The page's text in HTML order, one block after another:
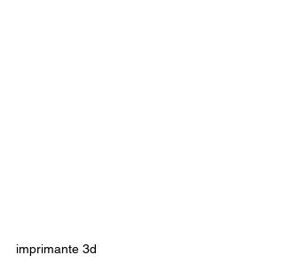
imprimante 3d